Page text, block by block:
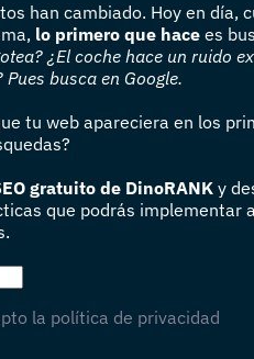
han cambiado. Hoy en día,
lo primero que hace es
¿El coche hace un ruido
busca en Google.
tu web apareciera en los
gratuito de DinoRANK y
que podrás implementar
la política de privacidad